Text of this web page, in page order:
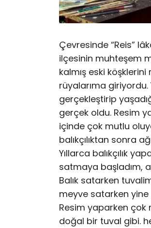
Çevresinde “Reis”
ilçesinin muhteşem
kalmış eski
rüyalarıma
gerçekleştirip
gerçek oldu. Resim
içinde çok mutlu
balıkçılıktan sonra
Yıllarca balıkçılık
satmaya başladım,
Balık satarken
meyve satarken
Resim yaparken
doğal bir tuval gibi.